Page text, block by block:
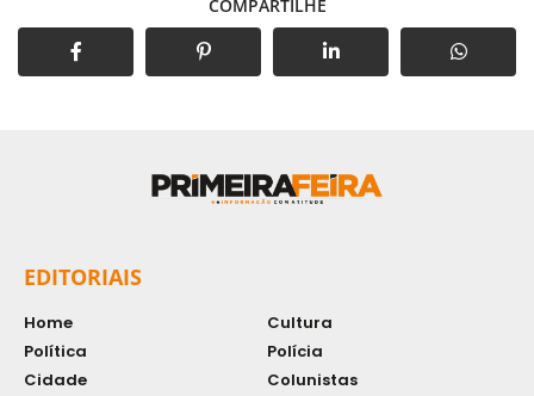
COMPARTILHE
EDITORIAIS
Home
Política
Cidade
Cultura
Polícia
Colunistas